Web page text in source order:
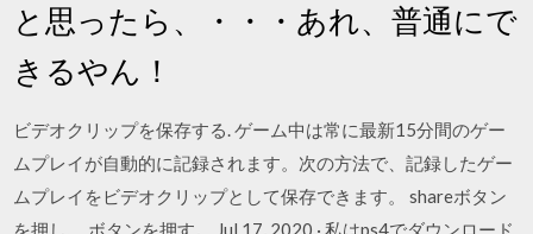
と思ったら、・・・あれ、普通にで
きるやん！
ビデオクリップを保存する. ゲーム中は常に最新15分間のゲー
ムプレイが自動的に記録されます。次の方法で、記録したゲー
ムプレイをビデオクリップとして保存できます。 shareボタン
を押し、 ボタンを押す。 Jul 17, 2020 · 私はps4でダウンロード